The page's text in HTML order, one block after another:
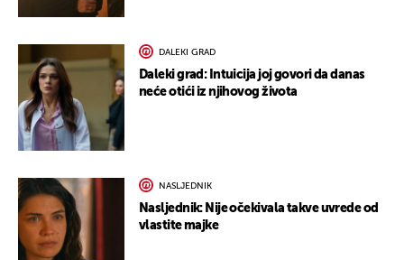
DALEKI GRAD
Daleki grad: Intuicija joj govori da danas
neće otići iz njihovog života
NASLJEDNIK
Nasljednik: Nije očekivala takve uvrede od
vlastite majke